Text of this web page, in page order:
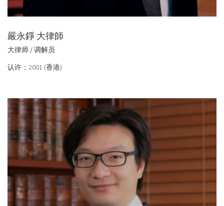
嚴永錚 大律師
大律师 / 调解员
认许：2001 (香港)